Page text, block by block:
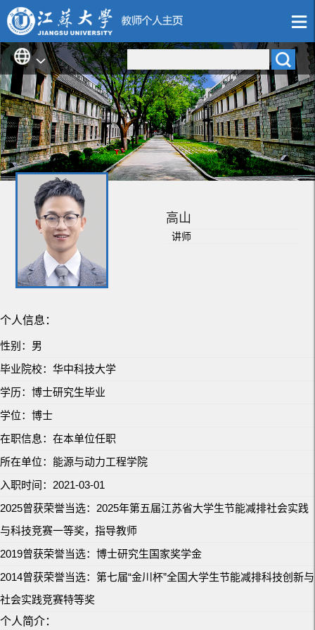
高山
讲师
个人信息：
性别：男
毕业院校：华中科技大学
学历：博士研究生毕业
学位：博士
在职信息：在本单位任职
所在单位：能源与动力工程学院
入职时间：2021-03-01
2025曾获荣誉当选：2025年第五届江苏省大学生节能减排社会实践
与科技竞赛一等奖，指导教师
2019曾获荣誉当选：博士研究生国家奖学金
2014曾获荣誉当选：第七届“金川杯”全国大学生节能减排科技创新与
社会实践竞赛特等奖
个人简介：